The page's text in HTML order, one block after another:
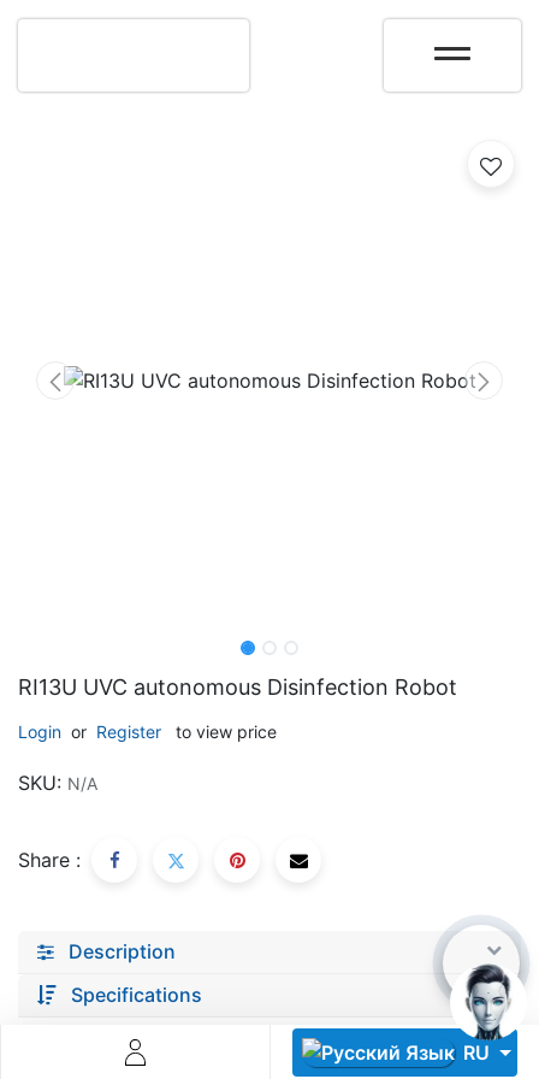
RU
RI13U UVC autonomous Disinfection Robot
Login or Register to view price
SKU: N/A
Share :
Description
Specifications
Platformă integrată pentru managementul flotei de roboți
soluție
Află mai mult